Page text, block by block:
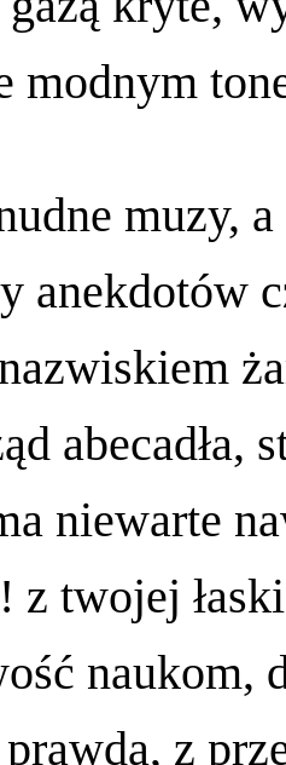
modnym
muzy,
anekdotów
abecadła,
niewarte
z twojej
z